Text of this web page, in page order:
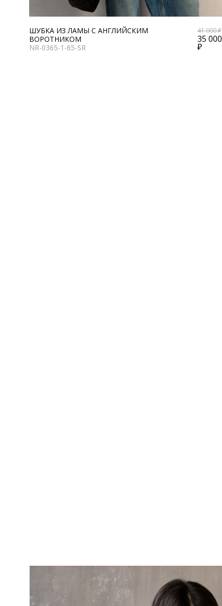
ШУБКА ИЗ ЛАМЫ С АНГЛИЙСКИМ
ВОРОТНИКОМ
NR-0365-1-65-SR
41 000 ₽
35 000
₽